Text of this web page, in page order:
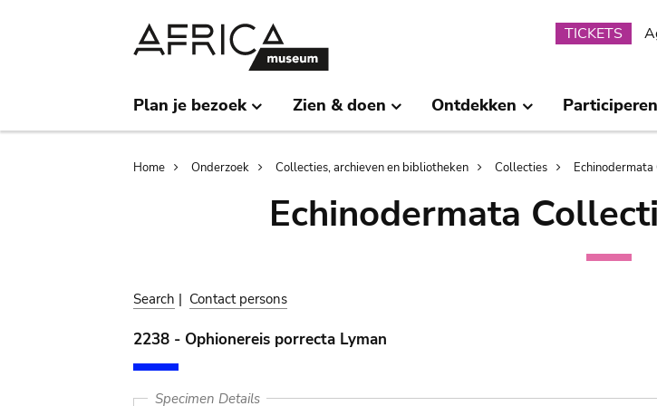
TICKETS
Plan je bezoek Zien & doen Ontdekken Participeren
Breadcrumb
Home Onderzoek Collecties, archieven en bibliotheken Collecties
Echinodermata
Search | Contact persons
2238 - Ophionereis porrecta Lyman
Specimen Details